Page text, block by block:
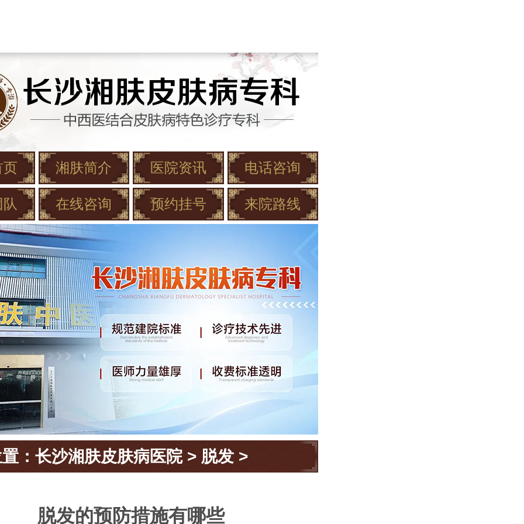
页 湘肤简介 医院资讯 电话咨询
在线咨询 预约挂号 来院路线
： 长沙湘肤皮肤病医院> 脱发 >
脱发的预防措施有哪些